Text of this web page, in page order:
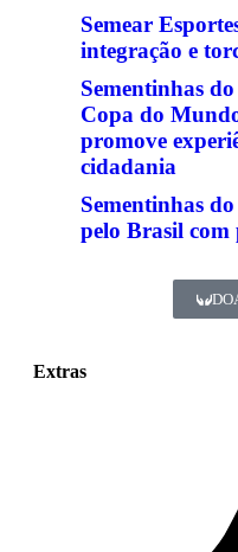
Semear
integração e
Sementinhas
Copa do
promove
cidadania
Sementinhas
pelo Brasil com
Extras